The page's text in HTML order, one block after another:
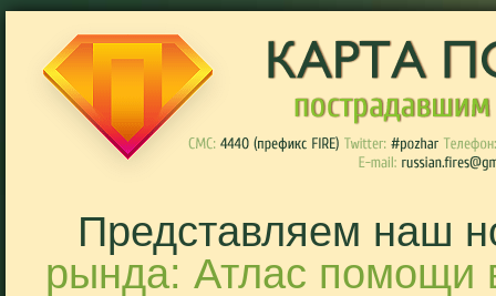
Представляем наш
рында: Атлас помощи